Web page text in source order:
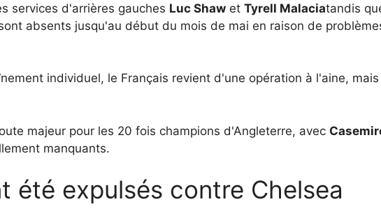
services d'arrières gauches Luc Shaw et Tyrell Malaciatandis
absents jusqu'au début du mois de mai en raison de
individuel, le Français revient d'une opération à l'aine,
majeur pour les 20 fois champions d'Angleterre, avec
manquants.
été expulsés contre Chelsea